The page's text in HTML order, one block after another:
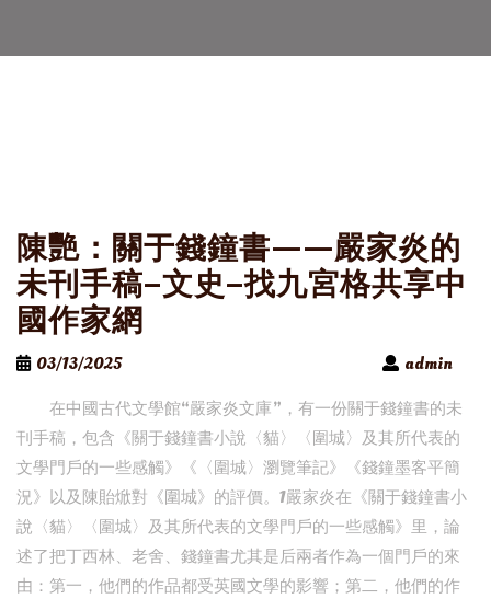
陳艷：關于錢鐘書——嚴家炎的
未刊手稿–文史–找九宮格共享中
國作家網
03/13/2025
admin
在中國古代文學館“嚴家炎文庫”，有一份關于錢鐘書的未
刊手稿，包含《關于錢鐘書小說〈貓〉〈圍城〉及其所代表的
文學門戶的一些感觸》《〈圍城〉瀏覽筆記》《錢鐘墨客平簡
況》以及陳貽焮對《圍城》的評價。1嚴家炎在《關于錢鐘書小
說〈貓〉〈圍城〉及其所代表的文學門戶的一些感觸》里，論
述了把丁西林、老舍、錢鐘書尤其是后兩者作為一個門戶的來
由：第一，他們的作品都受英國文學的影響；第二，他們的作